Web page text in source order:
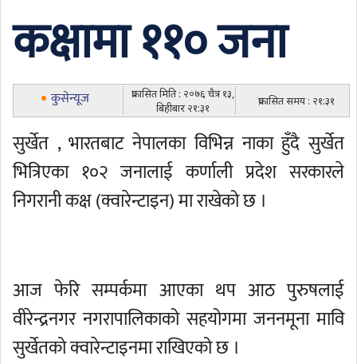
कक्षामा ११० जना
कुसेन्यूज
प्रकासित मिति : २०७६ चैत्र १३,
बिहीबार २१:३१
प्रकासित समय : २१:३१
सुर्खेत , भारतबाट नेपालका विभिन्न नाका हुँदै सुर्खेत
भित्रिएका १०२ जनालाई कर्णाली प्रदेश सरकारले
निगरानी कक्ष (क्वारेन्टाइन) मा राखेको छ ।
आज फेरि सम्पर्कमा आएका थप आठ पुरुषलाई
वीरेन्द्रनगर नगरापालिकाको सहयोगमा जननमूना मावि
सुर्खेतको क्वारेन्टाइनमा राखिएको छ ।